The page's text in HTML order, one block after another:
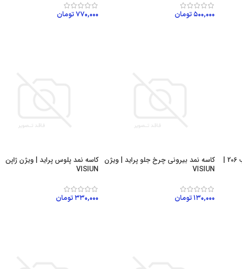
۵۰۰,۰۰۰تومان
۷۷۰,۰۰۰تومان
کاسه نمد اهرم ماهک دنده عقب 206 |
کاسه نمد بیرونی چرخ جلو پراید | ویژن
VISIUN
۱۳۰,۰۰۰تومان
کاسه نمد پلوس پراید | ویژن ژاپن
VISIUN
۳۳۰,۰۰۰تومان